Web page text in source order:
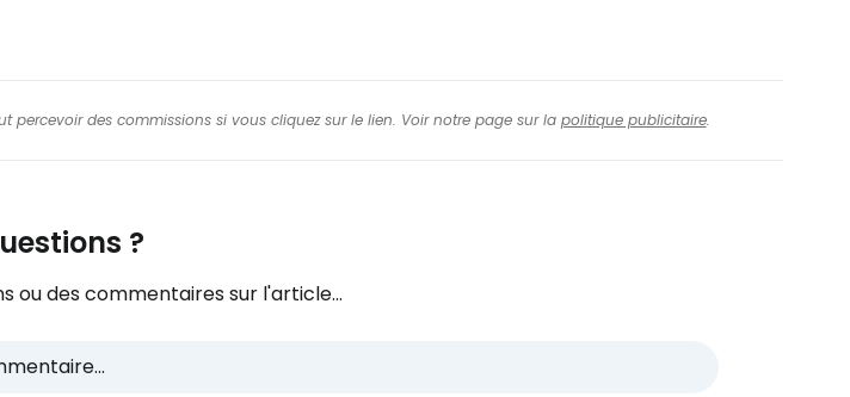
des commissions si vous cliquez sur le lien. Voir notre page sur la politique publicitaire.
?
ou des commentaires sur l'article...